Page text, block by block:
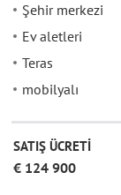
Şehir merkezi
Ev aletleri
Teras
mobilyalı
SATIŞ ÜCRETİ
€ 124 900